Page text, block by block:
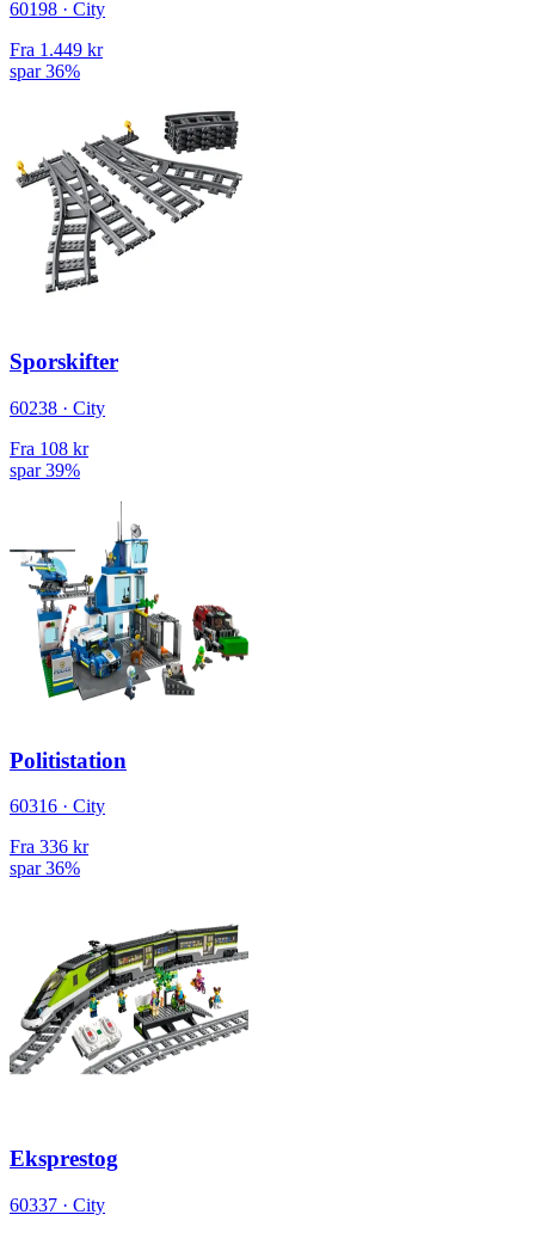
60198 · City
Fra 1.449 kr
spar 36%
Sporskifter
60238 · City
Fra 108 kr
spar 39%
Politistation
60316 · City
Fra 336 kr
spar 36%
Eksprestog
60337 · City